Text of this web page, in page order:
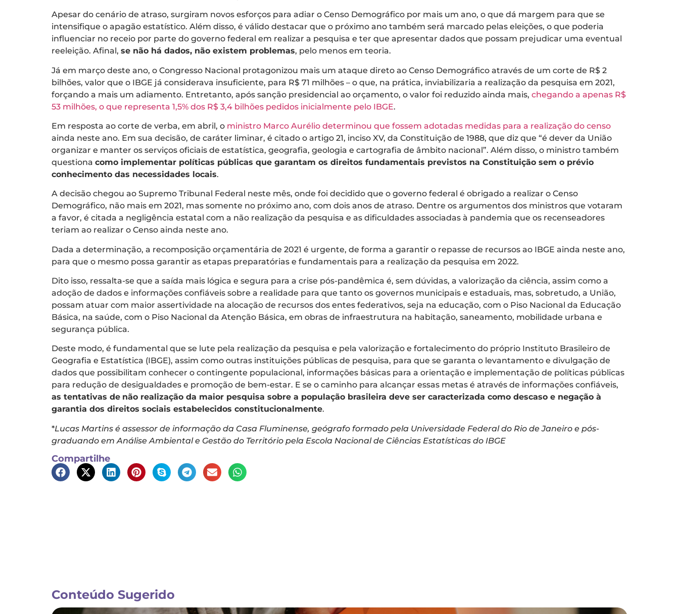
Apesar do cenário de atraso, surgiram novos esforços para adiar o Censo Demográfico por mais um ano, o que dá margem para que se
intensifique o apagão estatístico. Além disso, é válido destacar que o próximo ano também será marcado pelas eleições, o que poderia
influenciar no receio por parte do governo federal em realizar a pesquisa e ter que apresentar dados que possam prejudicar uma eventual
reeleição. Afinal, se não há dados, não existem problemas, pelo menos em teoria.
Já em março deste ano, o Congresso Nacional protagonizou mais um ataque direto ao Censo Demográfico através de um corte de R$ 2
bilhões, valor que o IBGE já considerava insuficiente, para R$ 71 milhões – o que, na prática, inviabilizaria a realização da pesquisa em 2021,
forçando a mais um adiamento. Entretanto, após sanção presidencial ao orçamento, o valor foi reduzido ainda mais, chegando a apenas R$
53 milhões, o que representa 1,5% dos R$ 3,4 bilhões pedidos inicialmente pelo IBGE.
Em resposta ao corte de verba, em abril, o ministro Marco Aurélio determinou que fossem adotadas medidas para a realização do censo
ainda neste ano. Em sua decisão, de caráter liminar, é citado o artigo 21, inciso XV, da Constituição de 1988, que diz que “é dever da União
organizar e manter os serviços oficiais de estatística, geografia, geologia e cartografia de âmbito nacional”. Além disso, o ministro também
questiona como implementar políticas públicas que garantam os direitos fundamentais previstos na Constituição sem o prévio
conhecimento das necessidades locais.
A decisão chegou ao Supremo Tribunal Federal neste mês, onde foi decidido que o governo federal é obrigado a realizar o Censo
Demográfico, não mais em 2021, mas somente no próximo ano, com dois anos de atraso. Dentre os argumentos dos ministros que votaram
a favor, é citada a negligência estatal com a não realização da pesquisa e as dificuldades associadas à pandemia que os recenseadores
teriam ao realizar o Censo ainda neste ano.
Dada a determinação, a recomposição orçamentária de 2021 é urgente, de forma a garantir o repasse de recursos ao IBGE ainda neste ano,
para que o mesmo possa garantir as etapas preparatórias e fundamentais para a realização da pesquisa em 2022.
Dito isso, ressalta-se que a saída mais lógica e segura para a crise pós-pandêmica é, sem dúvidas, a valorização da ciência, assim como a
adoção de dados e informações confiáveis sobre a realidade para que tanto os governos municipais e estaduais, mas, sobretudo, a União,
possam atuar com maior assertividade na alocação de recursos dos entes federativos, seja na educação, com o Piso Nacional da Educação
Básica, na saúde, com o Piso Nacional da Atenção Básica, em obras de infraestrutura na habitação, saneamento, mobilidade urbana e
segurança pública.
Deste modo, é fundamental que se lute pela realização da pesquisa e pela valorização e fortalecimento do próprio Instituto Brasileiro de
Geografia e Estatística (IBGE), assim como outras instituições públicas de pesquisa, para que se garanta o levantamento e divulgação de
dados que possibilitam conhecer o contingente populacional, informações básicas para a orientação e implementação de políticas públicas
para redução de desigualdades e promoção de bem-estar. E se o caminho para alcançar essas metas é através de informações confiáveis,
as tentativas de não realização da maior pesquisa sobre a população brasileira deve ser caracterizada como descaso e negação à
garantia dos direitos sociais estabelecidos constitucionalmente.
*Lucas Martins é assessor de informação da Casa Fluminense, geógrafo formado pela Universidade Federal do Rio de Janeiro e pós-
graduando em Análise Ambiental e Gestão do Território pela Escola Nacional de Ciências Estatísticas do IBGE
Compartilhe
Conteúdo Sugerido